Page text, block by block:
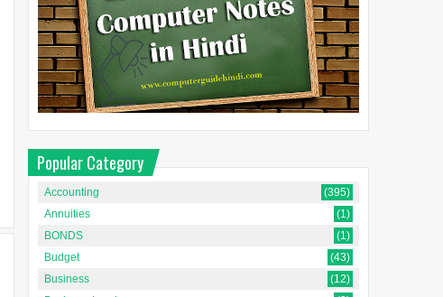
Popular Category
Accounting
(395)
Annuities
(1)
BONDS
(1)
Budget
(43)
Business
(12)